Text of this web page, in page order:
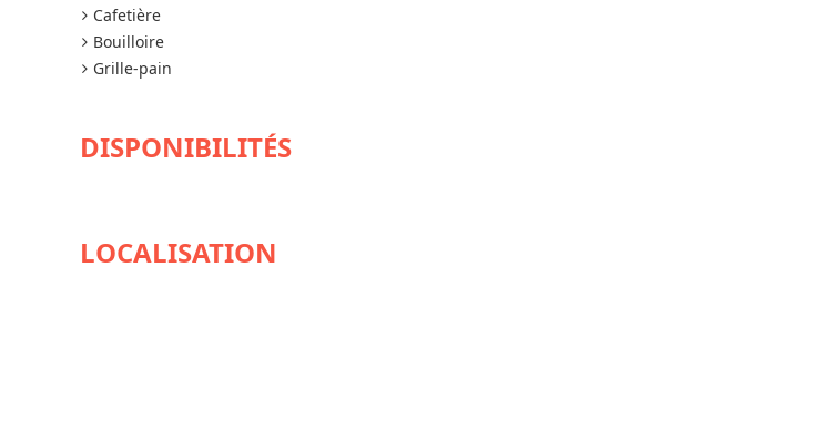
Cafetière
Bouilloire
Grille-pain
DISPONIBILITÉS